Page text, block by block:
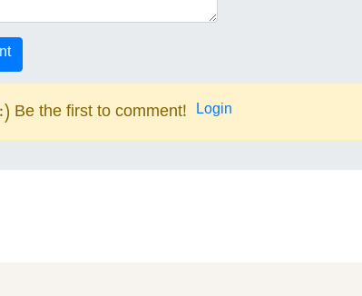
Be the first to comment! Login